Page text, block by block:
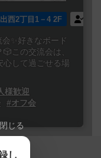
西2丁目1－4 2F
✨好きなボード
この交流会は、
心して過ごせる場
様歓迎
#オフ会
閉じる
し